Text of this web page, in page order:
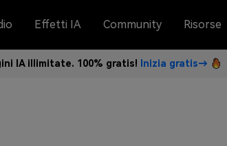
Effetti IA Community Risorse
IA illimitate. 100% gratis! Inizia gratis→